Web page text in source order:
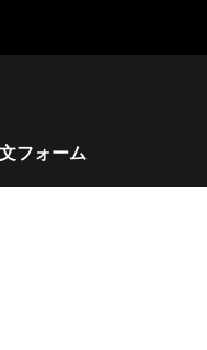
フォーム